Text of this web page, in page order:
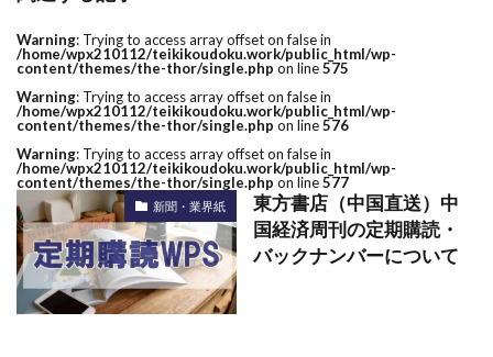
Warning: Trying to access array offset on false in
/home/wpx210112/teikikoudoku.work/public_html/wp-
content/themes/the-thor/single.php on line575
Warning: Trying to access array offset on false in
/home/wpx210112/teikikoudoku.work/public_html/wp-
content/themes/the-thor/single.php on line576
Warning: Trying to access array offset on false in
/home/wpx210112/teikikoudoku.work/public_html/wp-
content/themes/the-thor/single.php on line577
新聞・業界紙
東方書店（中国直送）中
国経済周刊の定期購読・
バックナンバーについて